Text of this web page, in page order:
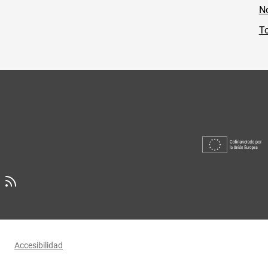
Accesibilidad